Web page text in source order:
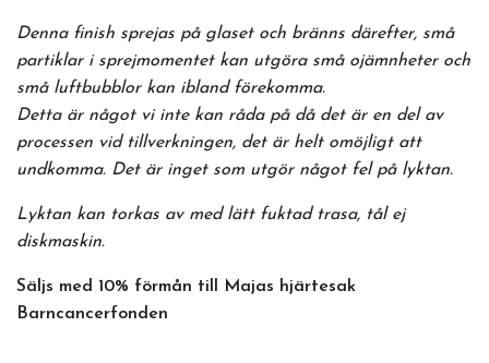
Denna finish sprejas på glaset och bränns därefter, små
partiklar i sprejmomentet kan utgöra små ojämnheter och
små luftbubblor kan ibland förekomma.
Detta är något vi inte kan råda på då det är en del av
processen vid tillverkningen, det är helt omöjligt att
undkomma. Det är inget som utgör något fel på lyktan.
Lyktan kan torkas av med lätt fuktad trasa, tål ej
diskmaskin.
Säljs med 10% förmån till Majas hjärtesak
Barncancerfonden